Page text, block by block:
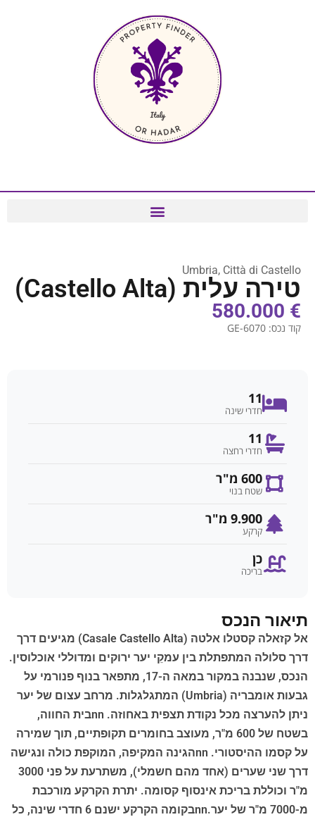
Umbria, Città di Castello
טירה עלית (Castello Alta)
€ 580.000
קוד נכס: GE-6070
11
חדרי שינה
11
חדרי רחצה
600 מ"ר
שטח בנוי
9.900 מ"ר
קרקע
כן
בריכה
תיאור הנכס
אל קזאלה קסטלו אלטה (Casale Castello Alta) מגיעים דרך
דרך סלולה המתפתלת בין עמקֵי יער ירוקים ומדוללי אוכלוסין.
הנכס, שנבנה במקור במאה ה-17, מתפאר בנוף פנורמי על
גבעות אומבריה (Umbria) המתגלגלות. מרחב עצום של יער
ניתן להערצה מכל נקודת תצפית באחוזה. nnבית החווה,
בשטח של 600 מ"ר, מעוצב בחומרים תקופתיים, תוך שמירה
על קסמו ההיסטורי. nnהגינה המקיפה, המוקפת כולה ונגישה
דרך שני שערים (אחד מהם חשמלי), משתרעת על פני 3000
מ"ר וכוללת בריכת אינסוף קסומה. יתרת הקרקע מורכבת
מ-7000 מ"ר של יער.nnבקומה הקרקע ישנם 6 חדרי שינה, כל